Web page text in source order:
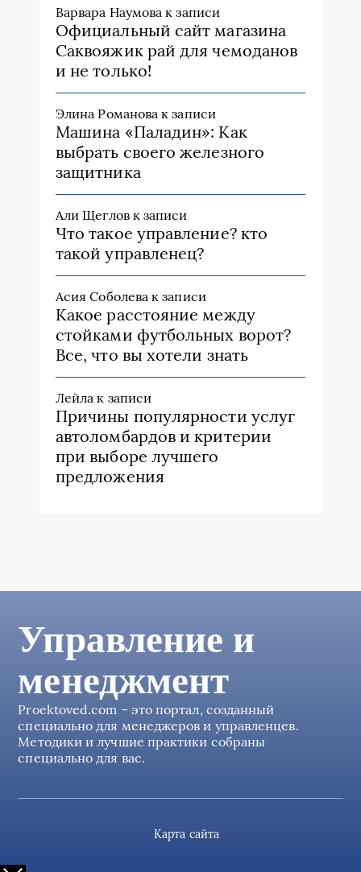
Варвара Наумова к записи
Официальный сайт магазина
Саквояжик рай для чемоданов
и не только!
Элина Романова к записи
Машина «Паладин»: Как
выбрать своего железного
защитника
Али Щегловк записи
Что такое управление? кто
такой управленец?
Асия Соболева к записи
Какое расстояние между
стойками футбольных ворот?
Все, что вы хотели знать
Лейла к записи
Причины популярности услуг
автоломбардов и критерии
при выборе лучшего
предложения
Управление и
менеджмент
Proektoved.com – это портал, созданный
специально для менеджеров и управленцев.
Методики и лучшие практики собраны
специально для вас.
Карта сайта